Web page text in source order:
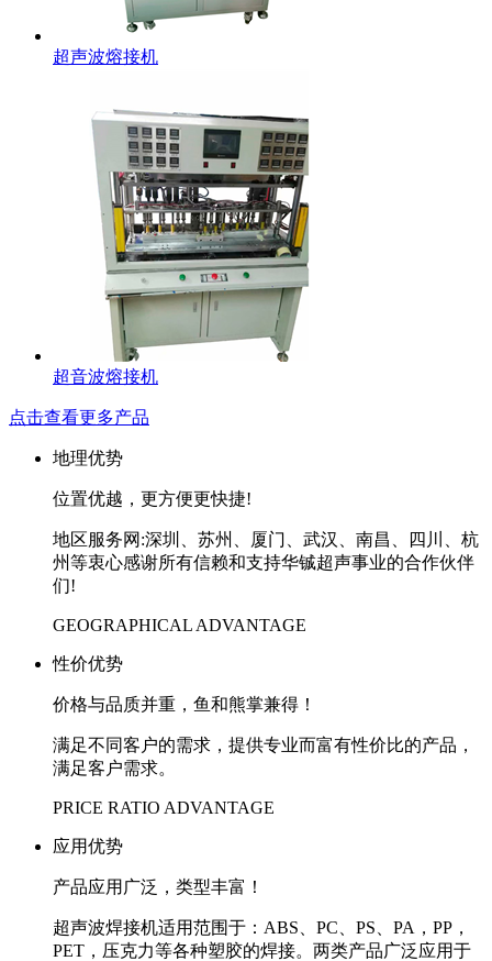
超声波熔接机
超音波熔接机
点击查看更多产品
地理优势
位置优越，更方便更快捷!
地区服务网:深圳、苏州、厦门、武汉、南昌、四川、杭
州等衷心感谢所有信赖和支持华铖超声事业的合作伙伴
们!
GEOGRAPHICAL ADVANTAGE
性价优势
价格与品质并重，鱼和熊掌兼得！
满足不同客户的需求，提供专业而富有性价比的产品，
满足客户需求。
PRICE RATIO ADVANTAGE
应用优势
产品应用广泛，类型丰富！
超声波焊接机适用范围于：ABS、PC、PS、PA，PP，
PET，压克力等各种塑胶的焊接。两类产品广泛应用于